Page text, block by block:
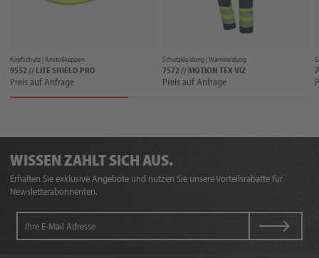
Kopfschutz |Anstoßkappen
9552 // LITE SHIELD PRO
Preis auf Anfrage
Schutzkleidung |Warnkleidung
7572 // MOTION TEX VIZ
Preis auf Anfrage
WISSEN ZAHLT SICH AUS.
Erhalten Sie exklusive Angebote und nutzen Sie unsere Vorteilsrabatte für
Newsletterabonnenten.